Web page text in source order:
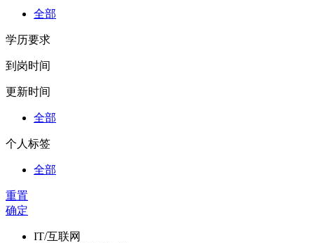
全部
学历要求
到岗时间
更新时间
全部
个人标签
全部
重置
确定
IT/互联网